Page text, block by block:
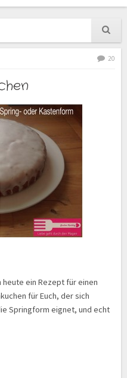
20
ein Rezept für einen
für Euch, der sich
Springform eignet, und echt